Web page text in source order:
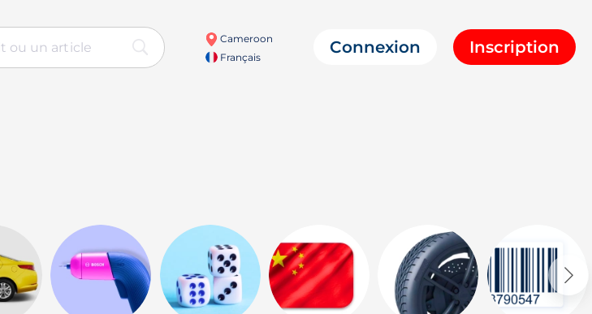
Cameroon
Français
Connexion Inscription